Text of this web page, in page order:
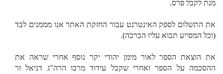
מנת לקבל פרס.
את התשלום לספק האינטרנט עבור החזקת האתר אנו מממנים לבד
(וכל המסייע תבוא עליו הברכה).
את הוצאת הספר לאור מימן יהודי יקר נוסף אחרי שראה את
ההסכמה על הספר ואחרי שקבל עידוד מרבו הרה"ג דניאל זר